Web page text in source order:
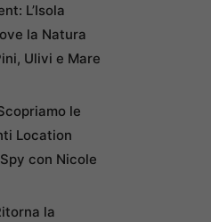
L’Isola
la Natura
Ulivi e Mare
le
Location
con Nicole
la